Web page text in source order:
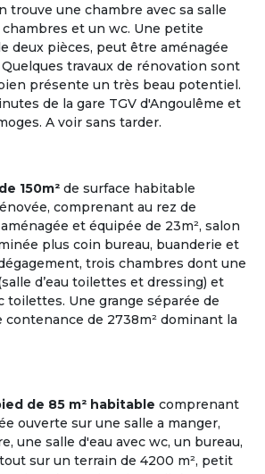
trouve une chambre avec sa salle
chambres et un wc. Une petite
deux pièces, peut être aménagée
travaux de rénovation sont
présente un très beau potentiel.
de la gare TGV d'Angoulême et
A voir sans tarder.
150m² de surface habitable
comprenant au rez de
et équipée de 23m², salon
plus coin bureau, buanderie et
trois chambres dont une
d’eau toilettes et dressing) et
toilettes. Une grange séparée de
contenance de 2738m² dominant la
de 85 m² habitable comprenant
ouverte sur une salle a manger,
une salle d'eau avec wc, un bureau,
sur un terrain de 4200 m², petit
Lgbt Seniors
des personnes âgées LGBT vivent
très peu de structure d'accueil
communauté.